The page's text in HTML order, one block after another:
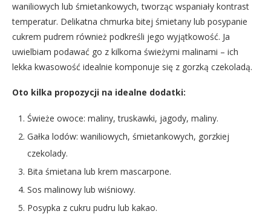
waniliowych lub śmietankowych, tworząc wspaniały kontrast
temperatur. Delikatna chmurka bitej śmietany lub posypanie
cukrem pudrem również podkreśli jego wyjątkowość. Ja
uwielbiam podawać go z kilkoma świeżymi malinami – ich
lekka kwasowość idealnie komponuje się z gorzką czekoladą.
Oto kilka propozycji na idealne dodatki:
Świeże owoce: maliny, truskawki, jagody, maliny.
Gałka lodów: waniliowych, śmietankowych, gorzkiej
czekolady.
Bita śmietana lub krem mascarpone.
Sos malinowy lub wiśniowy.
Posypka z cukru pudru lub kakao.